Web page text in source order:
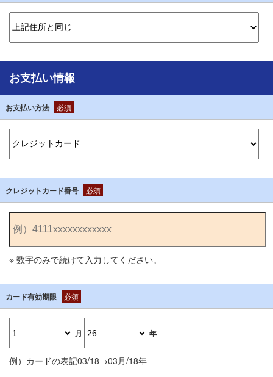
お支払い情報
お支払い方法 必須
クレジットカード番号 必須
※ 数字のみで続けて入力してください。
カード有効期限 必須
月 年
例）カードの表記03/18→03月/18年